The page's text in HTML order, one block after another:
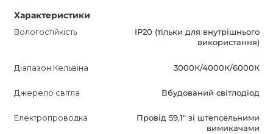
Характеристики
Вологостійкість
IP20 (тільки для внутрішнього
використання)
Діапазон Кельвіна 3000К/4000К/6000К
Джерело світла Вбудований світлодіод
Електропроводка
Провід 59,1″ зі штепсельними
вимикачами